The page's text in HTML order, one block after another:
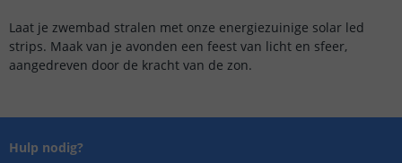
Laat je zwembad stralen met onze energiezuinige solar led
strips. Maak van je avonden een feest van licht en sfeer,
aangedreven door de kracht van de zon.
Hulp nodig?